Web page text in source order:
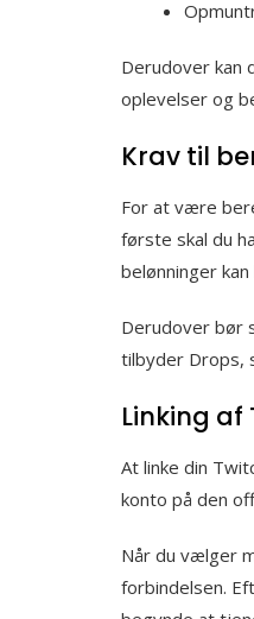
Derudover kan
oplevelser og
Krav til
For at være
første skal du
belønninger
Derudover bør
tilbyder Drops,
Linking
At linke din
konto på den
Når du vælger
forbindelsen.